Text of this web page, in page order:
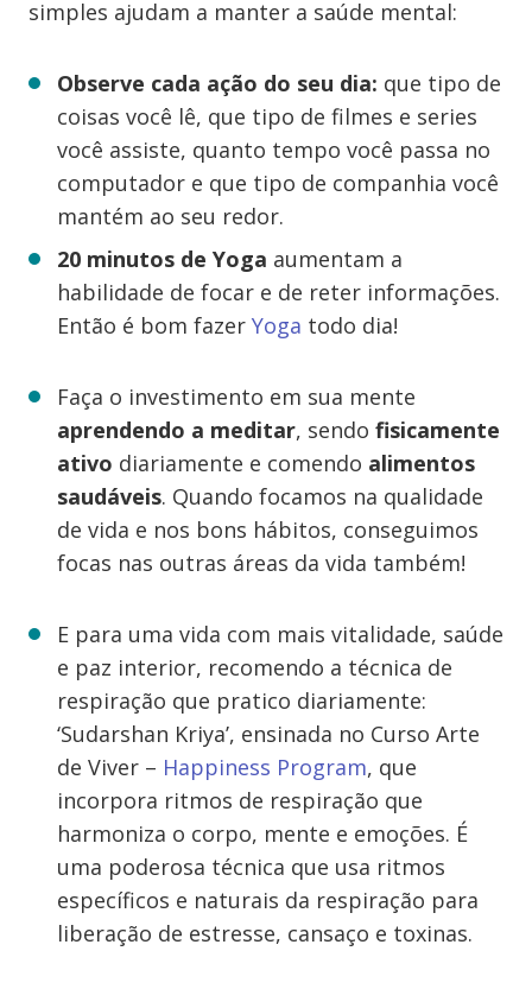
simples ajudam a manter a saúde mental:
Observe cada ação do seu dia: que tipo de
coisas você lê, que tipo de filmes e series
você assiste, quanto tempo você passa no
computador e que tipo de companhia você
mantém ao seu redor.
20 minutos de Yoga aumentam a
habilidade de focar e de reter informações.
Então é bom fazer Yoga todo dia!
Faça o investimento em sua mente
aprendendo a meditar, sendo fisicamente
ativo diariamente e comendo alimentos
saudáveis. Quando focamos na qualidade
de vida e nos bons hábitos, conseguimos
focas nas outras áreas da vida também!
E para uma vida com mais vitalidade, saúde
e paz interior, recomendo a técnica de
respiração que pratico diariamente:
‘Sudarshan Kriya’, ensinada no Curso Arte
de Viver – Happiness Program, que
incorpora ritmos de respiração que
harmoniza o corpo, mente e emoções. É
uma poderosa técnica que usa ritmos
específicos e naturais da respiração para
liberação de estresse, cansaço e toxinas.